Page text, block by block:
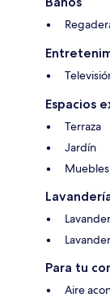
Espacios
Terraza
Jardín
Para tu
Aire